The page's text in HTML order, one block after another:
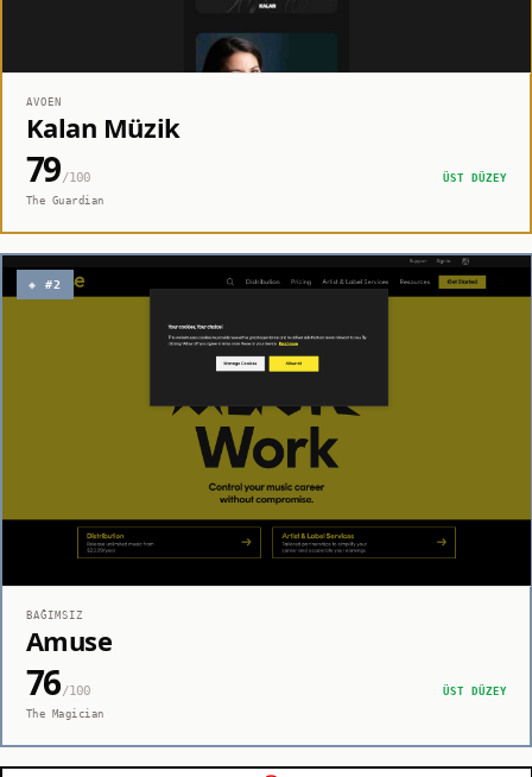
AVOEN
Kalan Müzik
79/100
ÜST DÜZEY
The Guardian
◈ #2
BAĞIMSIZ
Amuse
76/100
ÜST DÜZEY
The Magician